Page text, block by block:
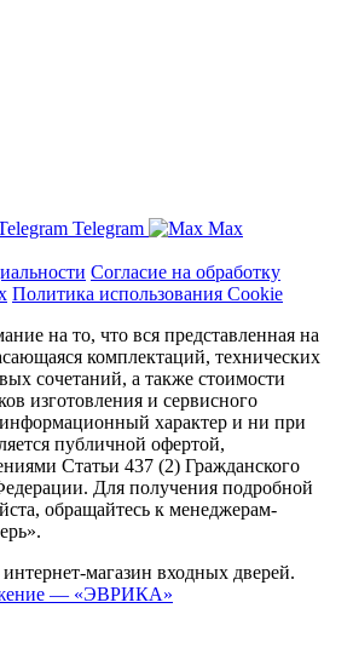
Telegram
Max
Согласие на обработку
Политика использования Cookie
на то, что вся представленная на
комплектаций, технических
сочетаний, а также стоимости
изготовления и сервисного
характер и ни при
публичной офертой,
Статьи 437 (2) Гражданского
Для получения подробной
обращайтесь к менеджерам-
магазин входных дверей.
— «ЭВРИКА»